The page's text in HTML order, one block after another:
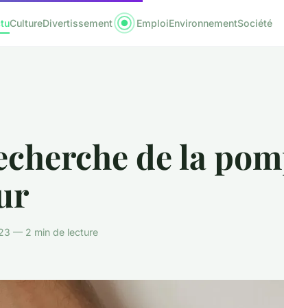
CultureDivertissement EmploiEnvironnementSociété
de la
— 2 min de lecture